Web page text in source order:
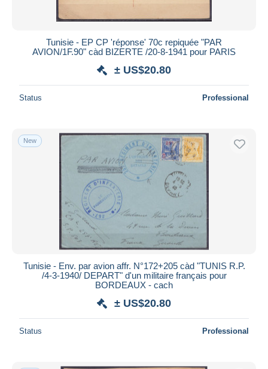
Maestro
Seller's residence
Entire world
Submit
Tunisie - EP CP 'réponse' 70c repiquée "PAR
AVION/1F.90" càd BIZERTE /20-8-1941 pour PARIS
± US$20.80
Status Professional
New
Tunisie - Env. par avion affr. N°172+205 càd "TUNIS R.P.
/4-3-1940/ DEPART" d'un militaire français pour
BORDEAUX - cach
± US$20.80
Status Professional